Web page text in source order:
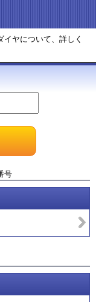
イヤについて、詳しく
号